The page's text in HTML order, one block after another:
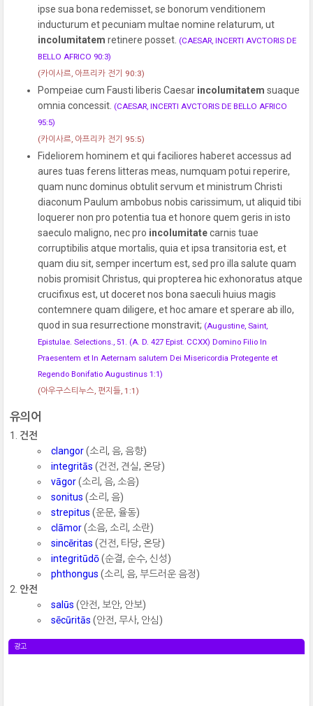
ipse sua bona redemisset, se bonorum venditionem
inducturum et pecuniam multae nomine relaturum, ut
incolumitatem retinere posset. (CAESAR, INCERTI AVCTORIS DE
BELLO AFRICO 90:3)
(카이사르, 아프리카 전기 90:3)
Pompeiae cum Fausti liberis Caesar incolumitatem suaque
omnia concessit. (CAESAR, INCERTI AVCTORIS DE BELLO AFRICO
95:5)
(카이사르, 아프리카 전기 95:5)
Fideliorem hominem et qui faciliores haberet accessus ad
aures tuas ferens litteras meas, numquam potui reperire,
quam nunc dominus obtulit servum et ministrum Christi
diaconum Paulum ambobus nobis carissimum, ut aliquid tibi
loquerer non pro potentia tua et honore quem geris in isto
saeculo maligno, nec pro incolumitatecarnis tuae
corruptibilis atque mortalis, quia et ipsa transitoria est, et
quam diu sit, semper incertum est, sed pro illa salute quam
nobis promisit Christus, qui propterea hic exhonoratus atque
crucifixus est, ut doceret nos bona saeculi huius magis
contemnere quam diligere, et hoc amare et sperare ab illo,
quod in sua resurrectione monstravit; (Augustine, Saint,
Epistulae. Selections., 51. (A. D. 427 Epist. CCXX) Domino Filio In
Praesentem et In Aeternam salutem Dei Misericordia Protegente et
Regendo Bonifatio Augustinus 1:1)
(아우구스티누스, 편지들, 1:1)
유의어
건전
clangor(소리, 음, 음향)
integritās (건전, 견실, 온당)
vāgor(소리, 음, 소음)
sonitus (소리, 음)
strepitus (운문, 율동)
clāmor(소음, 소리, 소란)
sincēritas (건전, 타당, 온당)
integritūdō(순결, 순수, 신성)
phthongus (소리, 음, 부드러운 음정)
안전
salūs (안전, 보안, 안보)
sēcūritās (안전, 무사, 안심)
광고